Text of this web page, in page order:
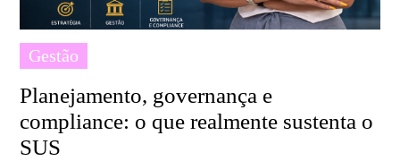
Gestão
Planejamento, governança e
compliance: o que realmente sustenta o
SUS